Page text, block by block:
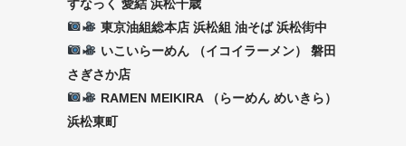
すなっく 愛結 浜松千歳
東京油組総本店 浜松組 油そば 浜松街中
いこいらーめん （イコイラーメン） 磐田
さぎさか店
RAMEN MEIKIRA （らーめん めいきら）
浜松東町